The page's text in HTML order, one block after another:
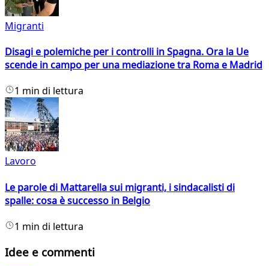
Migranti
Disagi e polemiche per i controlli in Spagna. Ora la Ue
scende in campo per una mediazione tra Roma e Madrid
1 min di lettura
Lavoro
Le parole di Mattarella sui migranti, i sindacalisti di
spalle: cosa è successo in Belgio
1 min di lettura
Idee e commenti